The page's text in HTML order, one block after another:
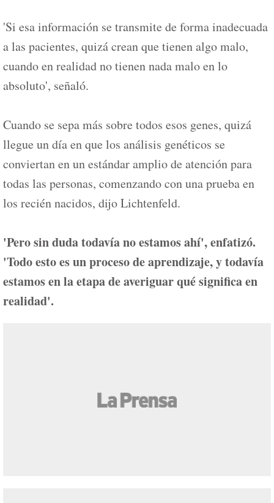
'Si esa información se transmite de forma inadecuada
a las pacientes, quizá crean que tienen algo malo,
cuando en realidad no tienen nada malo en lo
absoluto', señaló.
Cuando se sepa más sobre todos esos genes, quizá
llegue un día en que los análisis genéticos se
conviertan en un estándar amplio de atención para
todas las personas, comenzando con una prueba en
los recién nacidos, dijo Lichtenfeld.
'Pero sin duda todavía no estamos ahí', enfatizó.
'Todo esto es un proceso de aprendizaje, y todavía
estamos en la etapa de averiguar qué significa en
realidad'.